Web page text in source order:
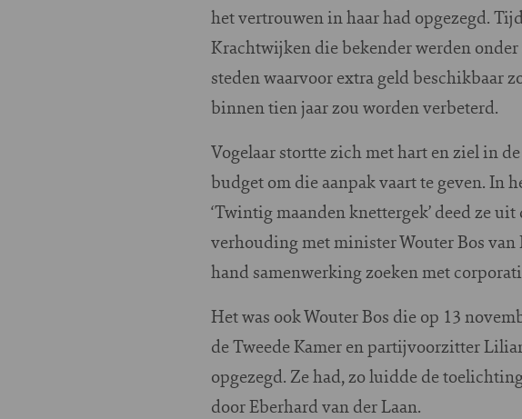
het vertrouwen in haar had opgezegd.
Krachtwijken die bekender werden
steden waarvoor extra geld beschikbaar
binnen tien jaar zou worden verbeterd.
Vogelaar stortte zich met hart en ziel in
budget om die aanpak vaart te geven. In
‘Twintig maanden knettergek’ deed ze
verhouding met minister Wouter Bos van
hand samenwerking zoeken met
Het was ook Wouter Bos die op 13
de Tweede Kamer en partijvoorzitter
opgezegd. Ze had, zo luidde de
door Eberhard van der Laan.